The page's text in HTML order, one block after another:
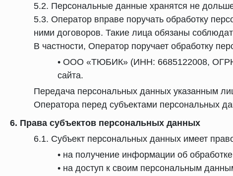
5.2. Персональные данные хранятся не
5.3. Оператор вправе поручать обработку
ними договоров. Такие лица обязаны
В частности, Оператор поручает обработку
• ООО «ТЮБИК» (ИНН: 6685122008, ОГРН:
сайта.
Передача персональных данных указанным
Оператора перед субъектами персональных
6. Права субъектов персональных данных
6.1. Субъект персональных данных имеет
• на получение информации об
• на доступ к своим персональным